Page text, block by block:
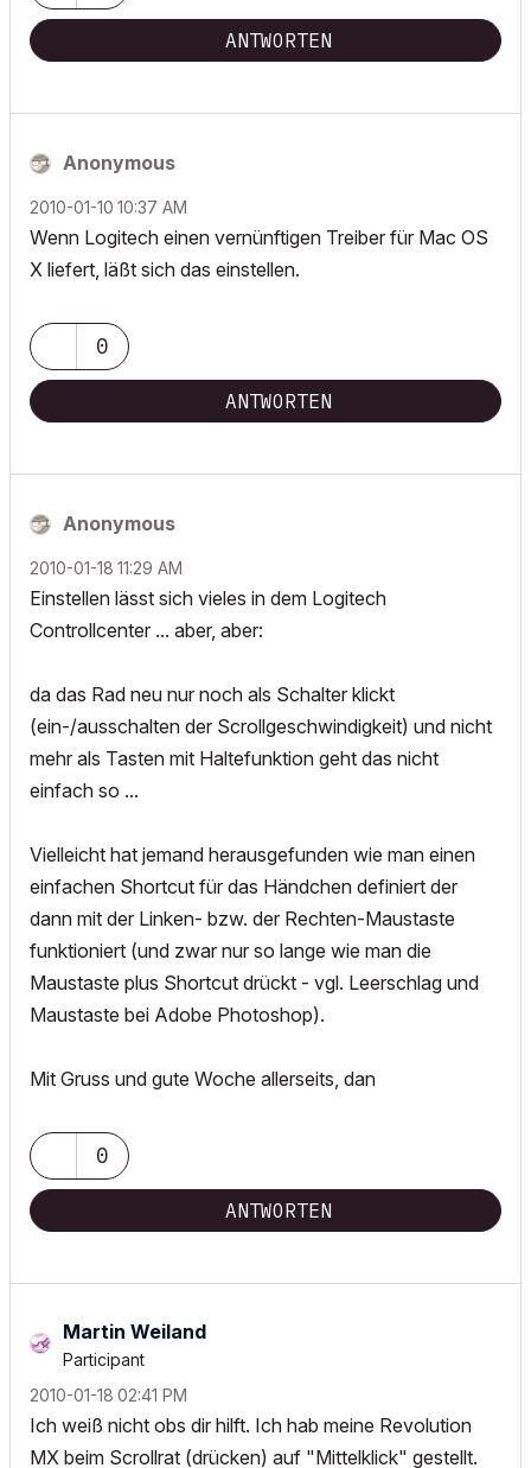
ANTWORTEN
Anonymous
‎2010-01-10 10:37 AM
Wenn Logitech einen vernünftigen Treiber für Mac OS
X liefert, läßt sich das einstellen.
0
ANTWORTEN
Anonymous
‎2010-01-18 11:29 AM
Einstellen lässt sich vieles in dem Logitech
Controllcenter ... aber, aber:
da das Rad neu nur noch als Schalter klickt
(ein-/ausschalten der Scrollgeschwindigkeit) und nicht
mehr als Tasten mit Haltefunktion geht das nicht
einfach so ...
Vielleicht hat jemand herausgefunden wie man einen
einfachen Shortcut für das Händchen definiert der
dann mit der Linken- bzw. der Rechten-Maustaste
funktioniert (und zwar nur so lange wie man die
Maustaste plus Shortcut drückt - vgl. Leerschlag und
Maustaste bei Adobe Photoshop).
Mit Gruss und gute Woche allerseits, dan
0
ANTWORTEN
Martin Weiland
Participant
‎2010-01-18 02:41 PM
Ich weiß nicht obs dir hilft. Ich hab meine Revolution
MX beim Scrollrat (drücken) auf "Mittelklick" gestellt.